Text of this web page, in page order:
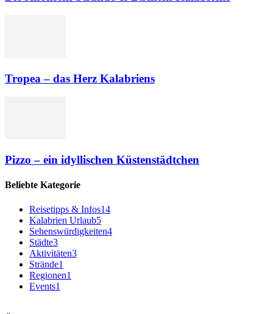
Tropea – das Herz Kalabriens
Pizzo – ein idyllischen Küstenstädtchen
Beliebte Kategorie
Reisetipps & Infos14
Kalabrien Urlaub5
Sehenswürdigkeiten4
Städte3
Aktivitäten3
Strände1
Regionen1
Events1